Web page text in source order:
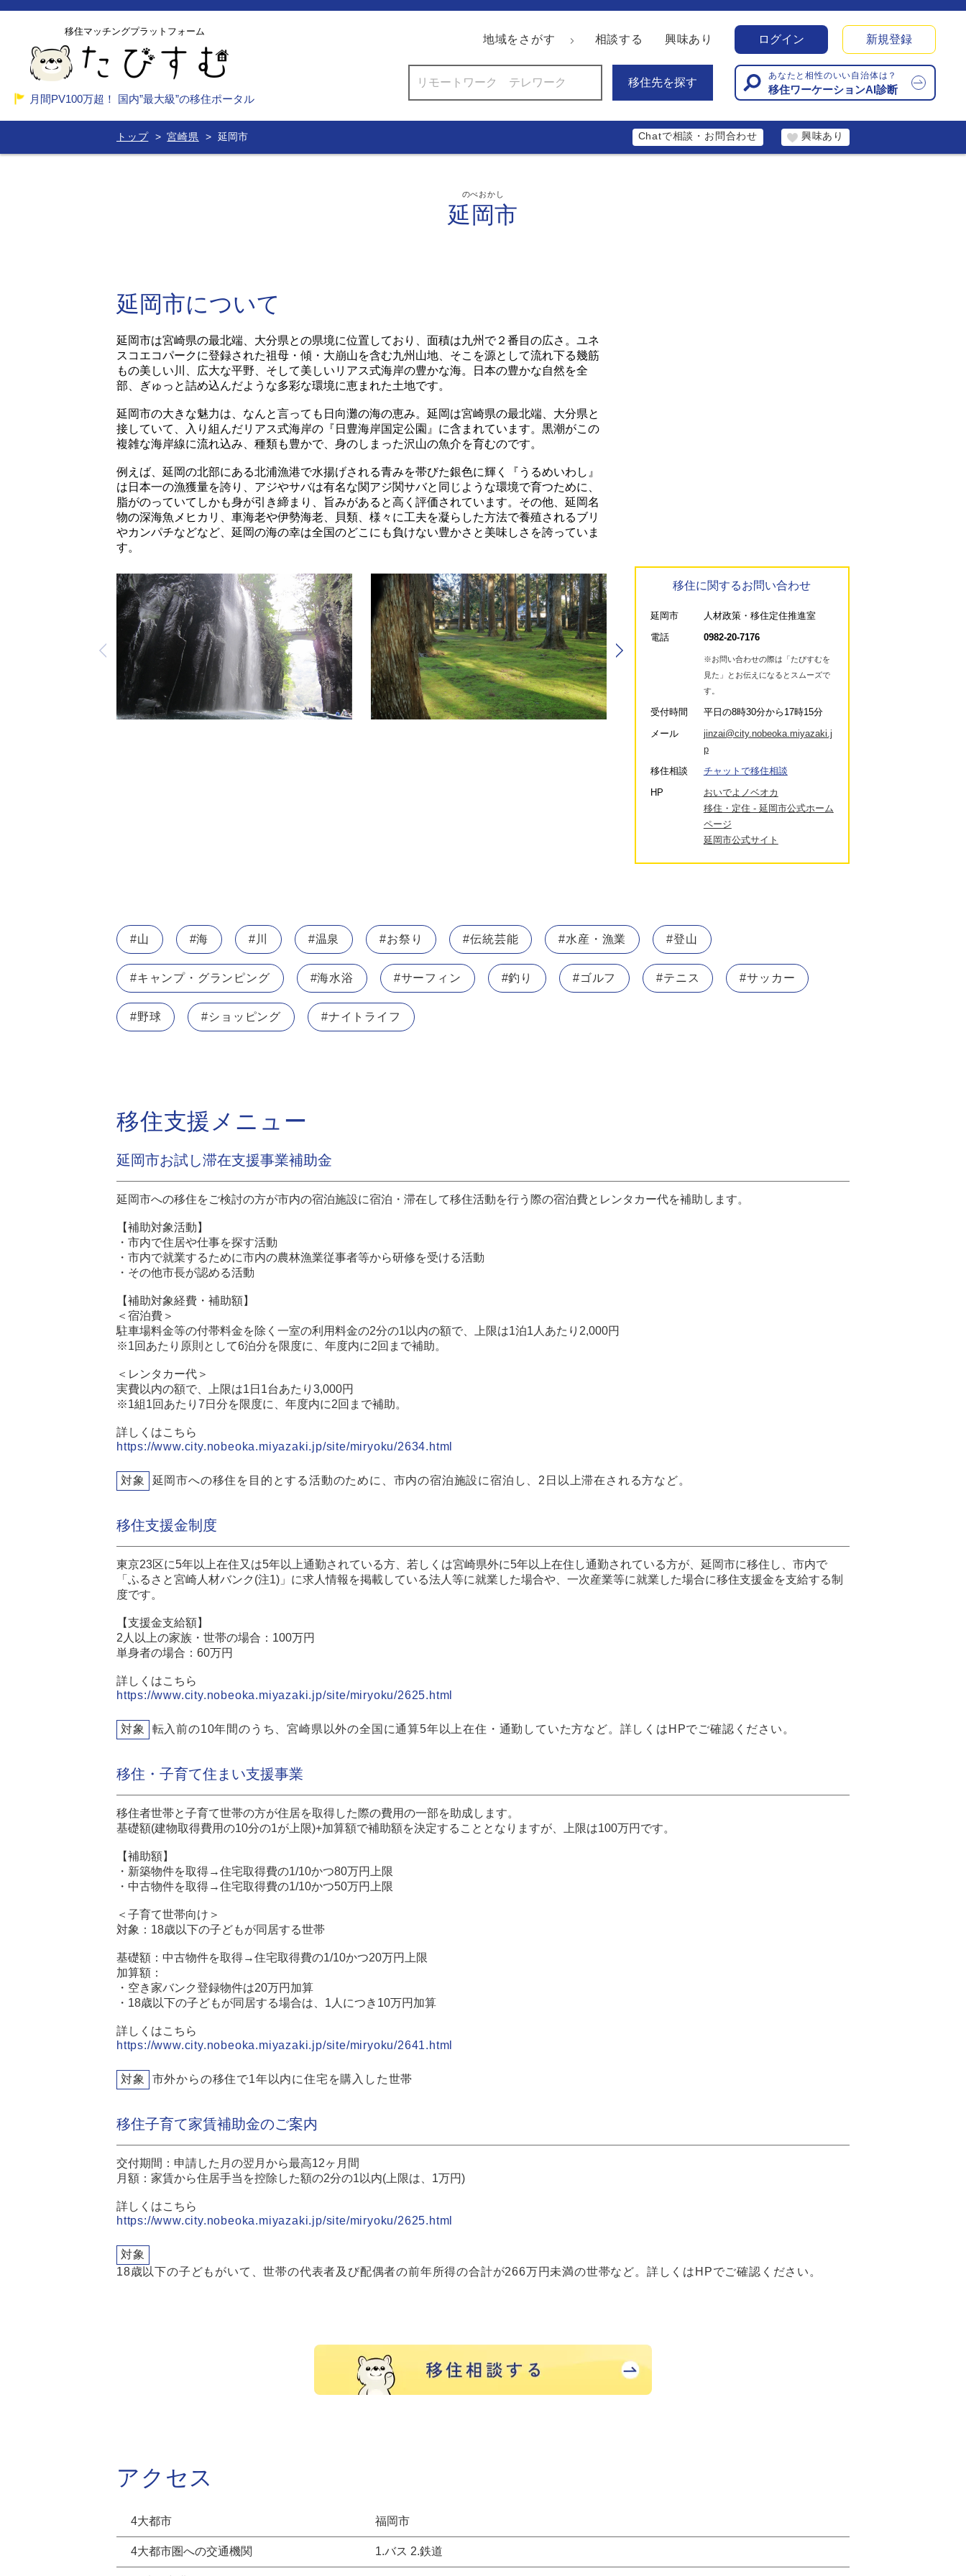
移住マッチングプラットフォーム
月間PV100万超！ 国内”最大級”の移住ポータル
地域をさがす 相談する 興味あり ログイン 新規登録
移住先を探す
あなたと相性のいい自治体は？
移住ワーケーションAI診断
トップ 宮崎県 延岡市 Chatで相談・お問合わせ 興味あり
延岡市
のべおかし
延岡市について
延岡市は宮崎県の最北端、大分県との県境に位置しており、面積は九州で２番目の広さ。ユネ
スコエコパークに登録された祖母・傾・大崩山を含む九州山地、そこを源として流れ下る幾筋
もの美しい川、広大な平野、そして美しいリアス式海岸の豊かな海。日本の豊かな自然を全
部、ぎゅっと詰め込んだような多彩な環境に恵まれた土地です。
延岡市の大きな魅力は、なんと言っても日向灘の海の恵み。延岡は宮崎県の最北端、大分県と
接していて、入り組んだリアス式海岸の『日豊海岸国定公園』に含まれています。黒潮がこの
複雑な海岸線に流れ込み、種類も豊かで、身のしまった沢山の魚介を育むのです。
例えば、延岡の北部にある北浦漁港で水揚げされる青みを帯びた銀色に輝く『うるめいわし』
は日本一の漁獲量を誇り、アジやサバは有名な関アジ関サバと同じような環境で育つために、
脂がのっていてしかも身が引き締まり、旨みがあると高く評価されています。その他、延岡名
物の深海魚メヒカリ、車海老や伊勢海老、貝類、様々に工夫を凝らした方法で養殖されるブリ
やカンパチなどなど、延岡の海の幸は全国のどこにも負けない豊かさと美味しさを誇っていま
す。
移住に関するお問い合わせ
延岡市
人材政策・移住定住推進室
電話
0982-20-7176
※お問い合わせの際は「たびすむを
見た」とお伝えになるとスムーズで
す。
受付時間
平日の8時30分から17時15分
メール
jinzai@city.nobeoka.miyazaki.j
p
移住相談
チャットで移住相談
HP
おいでよノベオカ
移住・定住 - 延岡市公式ホーム
ページ
延岡市公式サイト
#山 #海 #川 #温泉 #お祭り #伝統芸能 #水産・漁業 #登山
#キャンプ・グランピング #海水浴 #サーフィン #釣り #ゴルフ #テニス #サッカー
#野球 #ショッピング #ナイトライフ
移住支援メニュー
延岡市お試し滞在支援事業補助金
延岡市への移住をご検討の方が市内の宿泊施設に宿泊・滞在して移住活動を行う際の宿泊費とレンタカー代を補助します。
【補助対象活動】
・市内で住居や仕事を探す活動
・市内で就業するために市内の農林漁業従事者等から研修を受ける活動
・その他市長が認める活動
【補助対象経費・補助額】
＜宿泊費＞
駐車場料金等の付帯料金を除く一室の利用料金の2分の1以内の額で、上限は1泊1人あたり2,000円
※1回あたり原則として6泊分を限度に、年度内に2回まで補助。
＜レンタカー代＞
実費以内の額で、上限は1日1台あたり3,000円
※1組1回あたり7日分を限度に、年度内に2回まで補助。
詳しくはこちら
https://www.city.nobeoka.miyazaki.jp/site/miryoku/2634.html
対象 延岡市への移住を目的とする活動のために、市内の宿泊施設に宿泊し、2日以上滞在される方など。
移住支援金制度
東京23区に5年以上在住又は5年以上通勤されている方、若しくは宮崎県外に5年以上在住し通勤されている方が、延岡市に移住し、市内で
「ふるさと宮崎人材バンク(注1)」に求人情報を掲載している法人等に就業した場合や、一次産業等に就業した場合に移住支援金を支給する制
度です。
【支援金支給額】
2人以上の家族・世帯の場合：100万円
単身者の場合：60万円
詳しくはこちら
https://www.city.nobeoka.miyazaki.jp/site/miryoku/2625.html
対象 転入前の10年間のうち、宮崎県以外の全国に通算5年以上在住・通勤していた方など。詳しくはHPでご確認ください。
移住・子育て住まい支援事業
移住者世帯と子育て世帯の方が住居を取得した際の費用の一部を助成します。
基礎額(建物取得費用の10分の1が上限)+加算額で補助額を決定することとなりますが、上限は100万円です。
【補助額】
・新築物件を取得→住宅取得費の1/10かつ80万円上限
・中古物件を取得→住宅取得費の1/10かつ50万円上限
＜子育て世帯向け＞
対象：18歳以下の子どもが同居する世帯
基礎額：中古物件を取得→住宅取得費の1/10かつ20万円上限
加算額：
・空き家バンク登録物件は20万円加算
・18歳以下の子どもが同居する場合は、1人につき10万円加算
詳しくはこちら
https://www.city.nobeoka.miyazaki.jp/site/miryoku/2641.html
対象 市外からの移住で1年以内に住宅を購入した世帯
移住子育て家賃補助金のご案内
交付期間：申請した月の翌月から最高12ヶ月間
月額：家賃から住居手当を控除した額の2分の1以内(上限は、1万円)
詳しくはこちら
https://www.city.nobeoka.miyazaki.jp/site/miryoku/2625.html
対象
18歳以下の子どもがいて、世帯の代表者及び配偶者の前年所得の合計が266万円未満の世帯など。詳しくはHPでご確認ください。
アクセス
4大都市 福岡市
4大都市圏への交通機関 1.バス 2.鉄道